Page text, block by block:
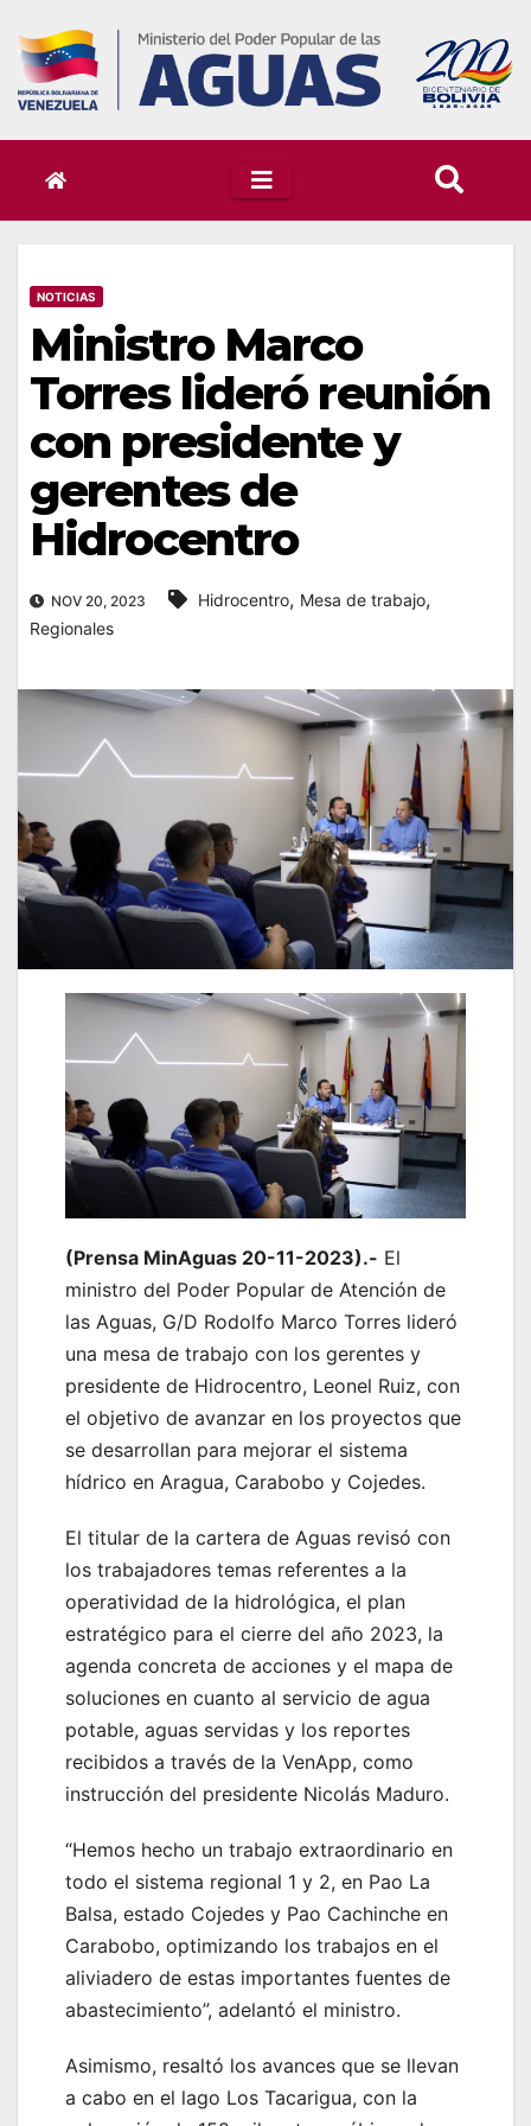
content
NOTICIAS
Ministro Marco
Torres lideró reunión
con presidente y
gerentes de
Hidrocentro
NOV 20, 2023 Hidrocentro, Mesa de trabajo,
Regionales
(Prensa MinAguas 20-11-2023).- El
ministro del Poder Popular de Atención de
las Aguas, G/D Rodolfo Marco Torres lideró
una mesa de trabajo con los gerentes y
presidente de Hidrocentro, Leonel Ruiz, con
el objetivo de avanzar en los proyectos que
se desarrollan para mejorar el sistema
hídrico en Aragua, Carabobo y Cojedes.
El titular de la cartera de Aguas revisó con
los trabajadores temas referentes a la
operatividad de la hidrológica, el plan
estratégico para el cierre del año 2023, la
agenda concreta de acciones y el mapa de
soluciones en cuanto al servicio de agua
potable, aguas servidas y los reportes
recibidos a través de la VenApp, como
instrucción del presidente Nicolás Maduro.
“Hemos hecho un trabajo extraordinario en
todo el sistema regional 1 y 2, en Pao La
Balsa, estado Cojedes y Pao Cachinche en
Carabobo, optimizando los trabajos en el
aliviadero de estas importantes fuentes de
abastecimiento”, adelantó el ministro.
Asimismo, resaltó los avances que se llevan
a cabo en el lago Los Tacarigua, con la